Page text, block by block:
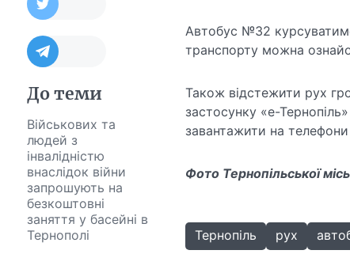
До теми
Військових та
людей з
інвалідністю
внаслідок війни
запрошують на
безкоштовні
заняття у басейні в
Тернополі
Автобус №32
транспорту можна
Також відстежити рух
застосунку «е-
завантажити на
Фото Тернопільської
Тернопіль рух